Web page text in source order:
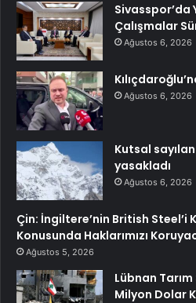
Sivasspor’da
Çalışmalar
Ağustos 6, 2026
Ağustos 6, 2026
Kutsal
yasakladı
Ağustos 6, 2026
Çin: İngiltere’nin British Steel’i
Konusunda Haklarımızı
Ağustos 5, 2026
Lübnan
Milyon Dolar